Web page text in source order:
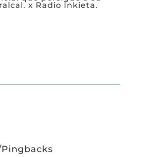
x Radio Inkieta.